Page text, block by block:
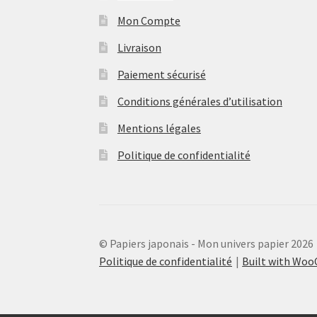
Mon Compte
Livraison
Paiement sécurisé
Conditions générales d’utilisation
Mentions légales
Politique de confidentialité
© Papiers japonais - Mon univers papier 2026
Politique de confidentialité
Built with